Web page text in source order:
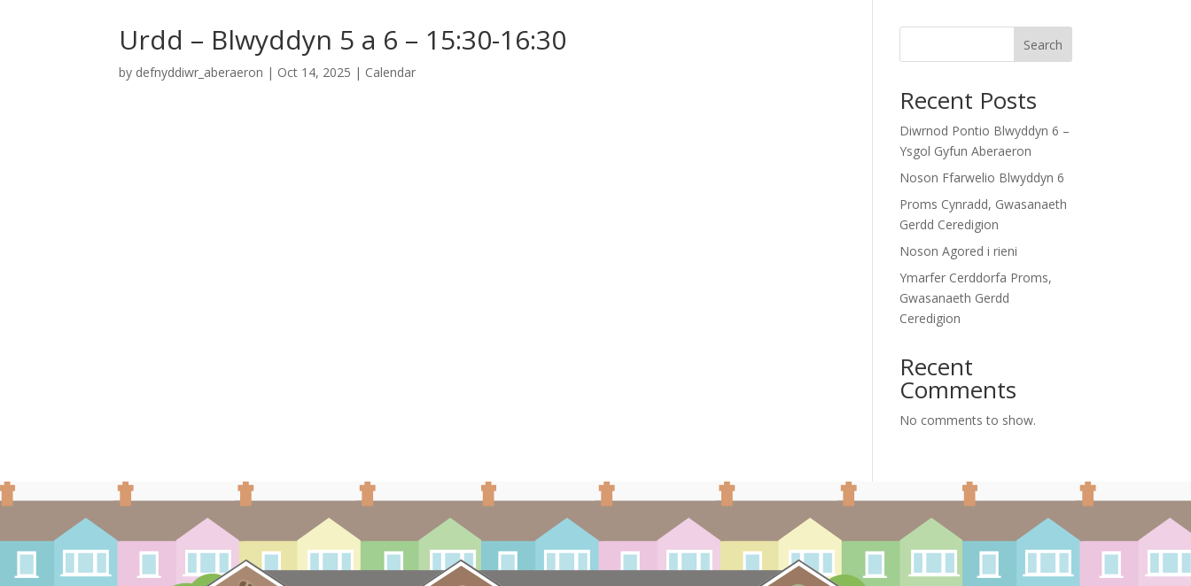
Urdd – Blwyddyn 5 a 6 – 15:30-16:30
by defnyddiwr_aberaeron | Oct 14, 2025 | Calendar
Search
Recent Posts
Diwrnod Pontio Blwyddyn 6 –
Ysgol Gyfun Aberaeron
Noson Ffarwelio Blwyddyn 6
Proms Cynradd, Gwasanaeth
Gerdd Ceredigion
Noson Agored i rieni
Ymarfer Cerddorfa Proms,
Gwasanaeth Gerdd
Ceredigion
Recent
Comments
No comments to show.